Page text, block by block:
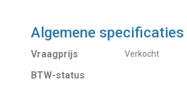
Algemene specificaties
Vraagprijs Verkocht
BTW-status